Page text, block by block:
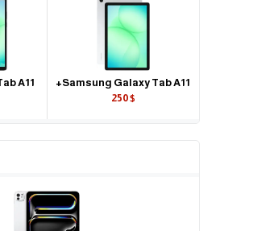
Samsung Galaxy Tab A11+
250$
A11